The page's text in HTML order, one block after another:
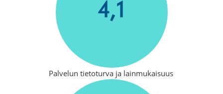
4,1
Palvelun tietoturva ja lainmukaisuus